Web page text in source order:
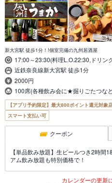
新大宮駅 徒歩1分！!個室完備の九州居酒屋
17:00～23:30(料理L.O.22:30,ドリン
近鉄奈良線新大宮駅 徒歩1分
2000円
100席(各種飲み会に★掘りごたつな
【アプリ予約限定】最大800ポイント還元対象
スマート支払い可
クーポン
【単品飲み放題】生ビールつき2時間
アム飲み放題も特別価格で！
カレンダーの更新